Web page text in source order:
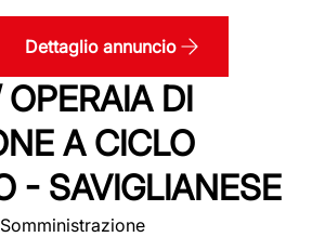
Dettaglio annuncio
DI
A CICLO
- SAVIGLIANESE
Somministrazione